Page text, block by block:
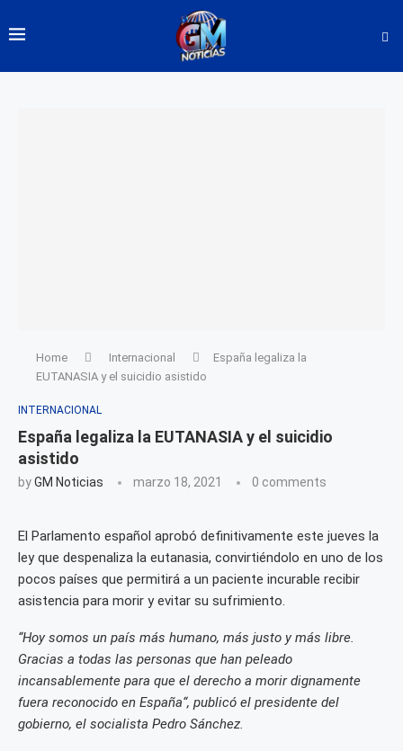
Home Internacional
España legaliza la
EUTANASIA y el suicidio asistido
INTERNACIONAL
España legaliza la EUTANASIA y el suicidio
asistido
byGM Noticias marzo 18, 2021 0 comments
El Parlamento español aprobó definitivamente este jueves la
ley que despenaliza la eutanasia, convirtiéndolo en uno de los
pocos países que permitirá a un paciente incurable recibir
asistencia para morir y evitar su sufrimiento.
“Hoy somos un país más humano, más justo y más libre.
Gracias a todas las personas que han peleado
incansablemente para que el derecho a morir dignamente
fuera reconocido en España“, publicó el presidente del
gobierno, el socialista Pedro Sánchez.